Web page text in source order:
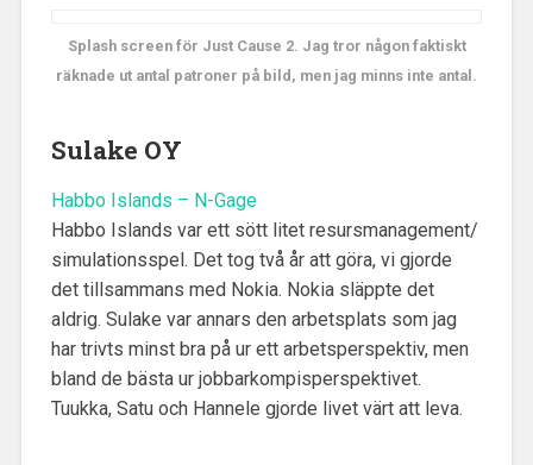
Splash screen för Just Cause 2. Jag tror någon faktiskt
räknade ut antal patroner på bild, men jag minns inte antal.
Sulake OY
Habbo Islands – N-Gage
Habbo Islands var ett sött litet resursmanagement/
simulationsspel. Det tog två år att göra, vi gjorde
det tillsammans med Nokia. Nokia släppte det
aldrig. Sulake var annars den arbetsplats som jag
har trivts minst bra på ur ett arbetsperspektiv, men
bland de bästa ur jobbarkompisperspektivet.
Tuukka, Satu och Hannele gjorde livet värt att leva.